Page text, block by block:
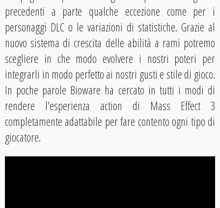
precedenti a parte qualche eccezione come per i
personaggi DLC o le variazioni di statistiche. Grazie al
nuovo sistema di crescita delle abilità a rami potremo
scegliere in che modo evolvere i nostri poteri per
integrarli in modo perfetto ai nostri gusti e stile di gioco.
In poche parole Bioware ha cercato in tutti i modi di
rendere l’esperienza action di Mass Effect 3
completamente adattabile per fare contento ogni tipo di
giocatore.